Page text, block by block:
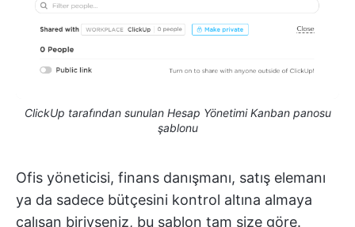
ClickUp tarafından sunulan Hesap Yönetimi Kanban panosu
şablonu
Ofis yöneticisi, finans danışmanı, satış elemanı
ya da sadece bütçesini kontrol altına almaya
çalışan biriyseniz, bu şablon tam size göre.